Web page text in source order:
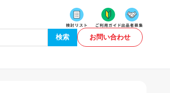
検索 お問い合わせ